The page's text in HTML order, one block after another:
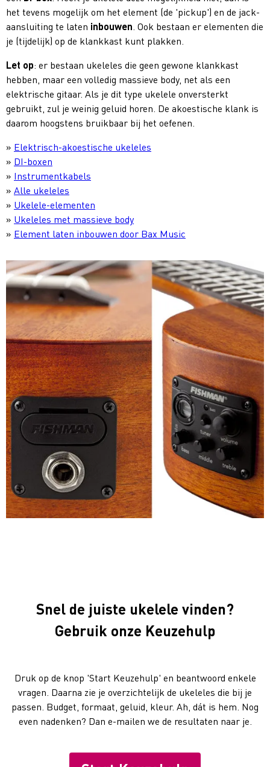
het tevens mogelijk om het element (de 'pickup') en de jack-
aansluiting te laten inbouwen . Ook bestaan er elementen die
je (tijdelijk) op de klankkast kunt plakken.
Let op: er bestaan ukeleles die geen gewone klankkast
hebben, maar een volledig massieve body, net als een
elektrische gitaar. Als je dit type ukelele onversterkt
gebruikt, zul je weinig geluid horen. De akoestische klank is
daarom hoogstens bruikbaar bij het oefenen.
» Elektrisch-akoestische ukeleles
» DI-boxen
» Instrumentkabels
» Alle ukeleles
» Ukelele-elementen
» Ukeleles met massieve body
» Element laten inbouwen door Bax Music
Snel de juiste ukelele vinden?
Gebruik onze Keuzehulp
Druk op de knop 'Start Keuzehulp' en beantwoord enkele
vragen. Daarna zie je overzichtelijk de ukeleles die bij je
passen. Budget, formaat, geluid, kleur. Ah, dát is hem. Nog
even nadenken? Dan e-mailen we de resultaten naar je.